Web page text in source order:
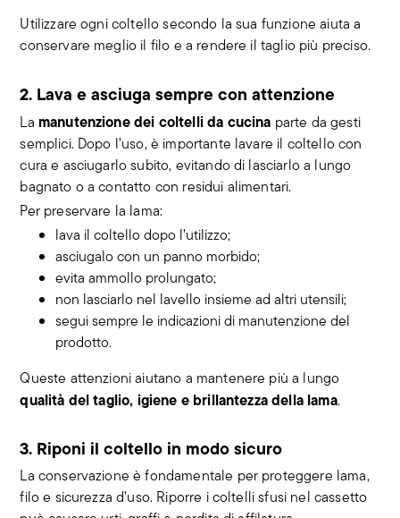
Utilizzare ogni coltello secondo la sua funzione aiuta a
conservare meglio il filo e a rendere il taglio più preciso.
2. Lava e asciuga sempre con attenzione
La manutenzione dei coltelli da cucina parte da gesti
semplici. Dopo l’uso, è importante lavare il coltello con
cura e asciugarlo subito, evitando di lasciarlo a lungo
bagnato o a contatto con residui alimentari.
Per preservare la lama:
lava il coltello dopo l’utilizzo;
asciugalo con un panno morbido;
evita ammollo prolungato;
non lasciarlo nel lavello insieme ad altri utensili;
segui sempre le indicazioni di manutenzione del
prodotto.
Queste attenzioni aiutano a mantenere più a lungo
qualità del taglio, igiene e brillantezza della lama.
3. Riponi il coltello in modo sicuro
La conservazione è fondamentale per proteggere lama,
filo e sicurezza d’uso. Riporre i coltelli sfusi nel cassetto